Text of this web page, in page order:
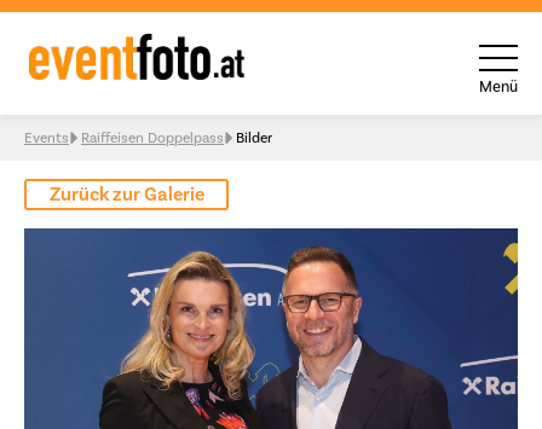
Skip to content
Menü
Events Raiffeisen Doppelpass Bilder
Zurück zur Galerie